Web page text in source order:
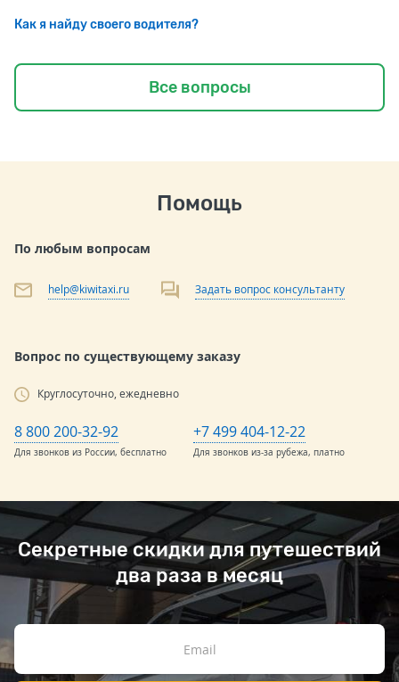
Как я найду своего водителя?
Все вопросы
Помощь
По любым вопросам
help@kiwitaxi.ru Задать вопрос консультанту
Вопрос по существующему заказу
Круглосуточно, ежедневно
8 800 200-32-92
Для звонков из России, бесплатно
+7 499 404-12-22
Для звонков из-за рубежа, платно
Секретные скидки для путешествий
два раза в месяц